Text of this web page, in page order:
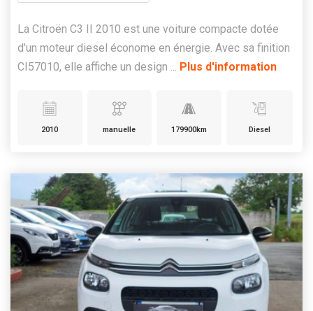
La Citroën C3 II 2010 est une voiture compacte dotée
d'un moteur diesel économe en énergie. Avec sa finition
CI57010, elle affiche un design ... Plus d'information
2010 manuelle 179900km Diesel